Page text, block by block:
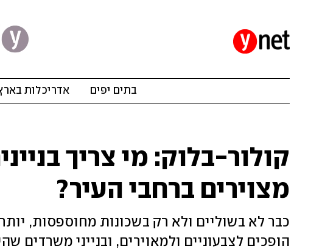
בתים יפים אדריכלות
קולור-בלוק: מי צריך
מצוירים ברחבי העיר?
כבר לא בשוליים ולא רק בשכונות מחוספסות,
הופכים לצבעוניים ולמאוירים, ובנייני משרדים